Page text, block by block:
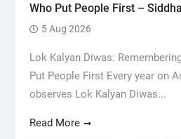
Who Put People First –
5 Aug 2026
Lok Kalyan Diwas:
Put People First Every year on
observes Lok Kalyan Diwas...
Read More